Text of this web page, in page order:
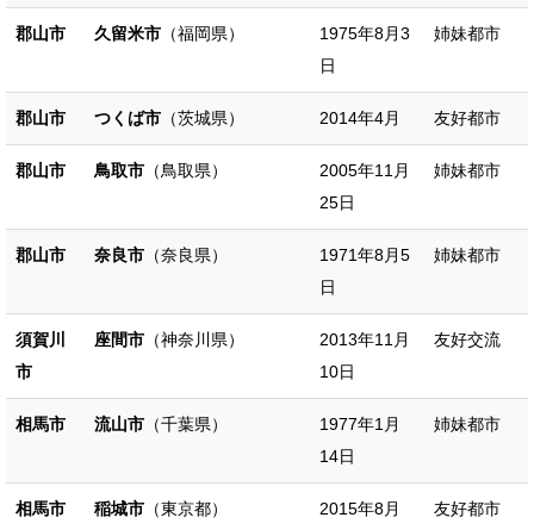
郡山市 久留米市 （福岡県）
1975年8月3
日
姉妹都市
郡山市 つくば市 （茨城県） 2014年4月 友好都市
郡山市 鳥取市 （鳥取県）
2005年11月
25日
姉妹都市
郡山市 奈良市 （奈良県）
1971年8月5
日
姉妹都市
須賀川
市
座間市 （神奈川県）
2013年11月
10日
友好交流
相馬市 流山市 （千葉県）
1977年1月
14日
姉妹都市
相馬市 稲城市 （東京都）
2015年8月
友好都市